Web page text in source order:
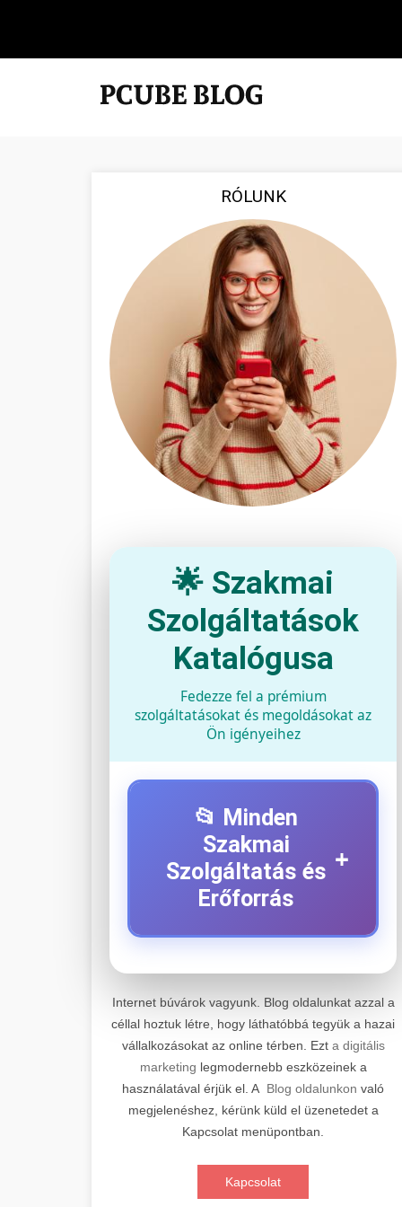
RÓLUNK
🌟 Szakmai
Szolgáltatások
Katalógusa
Fedezze fel a prémium
szolgáltatásokat és megoldásokat az
Ön igényeihez
📂 Minden
Szakmai
Szolgáltatás és
Erőforrás
+
+
Professzionális elektromos roller
javítási és karbantartási szolgáltatások.
Szakértő technikusaink minőségi
szervízt nyújtanak minden jelentős
márkához és modellhez.
Szervizközpont Látogatása
📊 2. Online Marketing
Ügynökség
+
Átfogó online marketing
szolgáltatások, beleértve a SEO-t,
közösségi média kezelést és digitális
hirdetéseket. Növekedés elérése
Elektromos Roller
Internet búvárok vagyunk. Blog oldalunkat azzal a
céllal hoztuk létre, hogy láthatóbbá tegyük a hazai
vállalkozásokat az online térben. Ezt a digitális
marketing legmodernebb eszközeinek a
használatával érjük el. A Blog oldalunkon való
megjelenéshez, kérünk küld el üzenetedet a
Kapcsolat menüpontban.
Kapcsolat